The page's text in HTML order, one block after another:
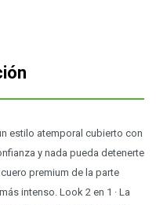
estilo atemporal cubierto con
y nada pueda detenerte
premium de la parte
intenso. Look 2 en 1 · La